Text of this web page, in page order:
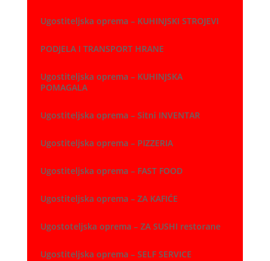
Ugostiteljska oprema – KUHINJSKI STROJEVI
PODJELA I TRANSPORT HRANE
Ugostiteljska oprema – KUHINJSKA
POMAGALA
Ugostiteljska oprema – Sitni INVENTAR
Ugostiteljska oprema – PIZZERIA
Ugostiteljska oprema – FAST FOOD
Ugostiteljska oprema – ZA KAFIĆE
Ugostoteljska oprema – ZA SUSHI restorane
Ugostiteljska oprema – SELF SERVICE